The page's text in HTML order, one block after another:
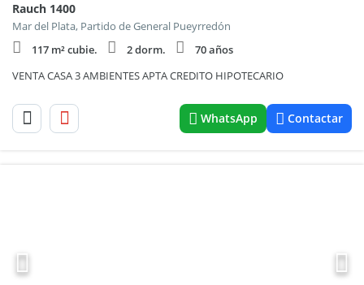
Rauch 1400
Mar del Plata, Partido de General Pueyrredón
117 m² cubie.
2 dorm.
70 años
VENTA CASA 3 AMBIENTES APTA CREDITO HIPOTECARIO
WhatsApp Contactar